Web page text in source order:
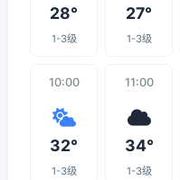
28°
1-3级
27°
1-3级
10:00
32°
1-3级
11:00
34°
1-3级